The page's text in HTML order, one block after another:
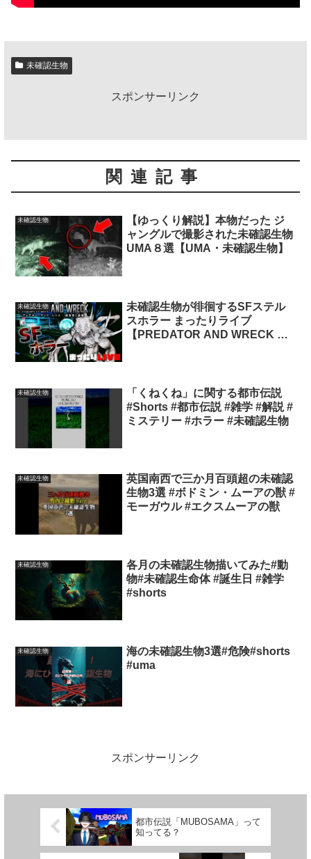
未確認生物
スポンサーリンク
関連記事
未確認生物
【ゆっくり解説】本物だった ジ
ャングルで撮影された未確認生物
UMA８選【UMA・未確認生物】
未確認生物
未確認生物が徘徊するSFステル
スホラー まったりライブ
【PREDATOR AND WRECK 捕
未確認生物
「くねくね」に関する都市伝説
#Shorts #都市伝説 #雑学 #解説 #
ミステリー #ホラー #未確認生物
未確認生物
英国南西で三か月百頭超の未確認
生物3選 #ボドミン・ムーアの獣 #
モーガウル #エクスムーアの獣
未確認生物
各月の未確認生物描いてみた#動
物#未確認生命体 #誕生日 #雑学
#shorts
未確認生物
海の未確認生物3選#危険#shorts
#uma
スポンサーリンク
都市伝説「MUBOSAMA」って
知ってる？